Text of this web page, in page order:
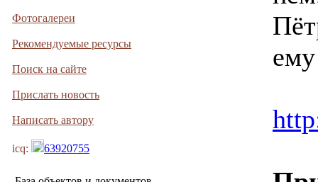
Фотогалереи
Рекомендуемые ресурсы
Поиск на сайте
Прислать новость
Написать автору
icq: 63920755